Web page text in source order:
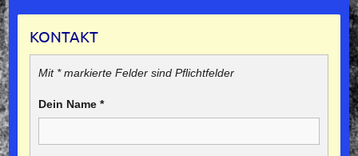
KONTAKT
Mit * markierte Felder sind Pflichtfelder
Dein Name *